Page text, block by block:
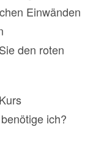
Einwänden
den roten
ich?